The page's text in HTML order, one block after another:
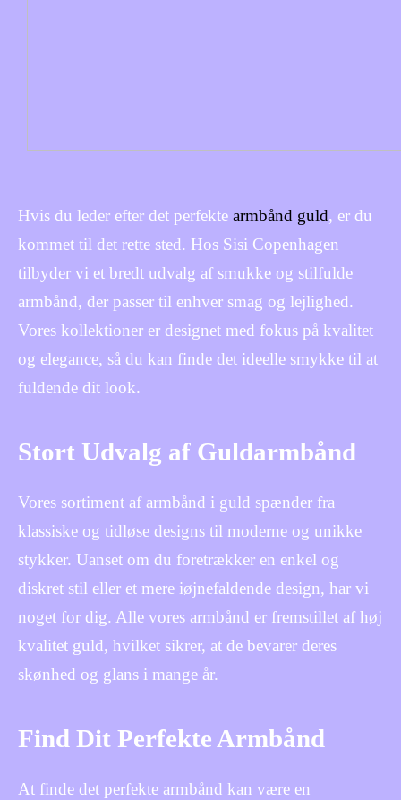
Hvis du leder efter det perfekte armbånd guld, er du
kommet til det rette sted. Hos Sisi Copenhagen
tilbyder vi et bredt udvalg af smukke og stilfulde
armbånd, der passer til enhver smag og lejlighed.
Vores kollektioner er designet med fokus på kvalitet
og elegance, så du kan finde det ideelle smykke til at
fuldende dit look.
Stort Udvalg af Guldarmbånd
Vores sortiment af armbånd i guld spænder fra
klassiske og tidløse designs til moderne og unikke
stykker. Uanset om du foretrækker en enkel og
diskret stil eller et mere iøjnefaldende design, har vi
noget for dig. Alle vores armbånd er fremstillet af høj
kvalitet guld, hvilket sikrer, at de bevarer deres
skønhed og glans i mange år.
Find Dit Perfekte Armbånd
At finde det perfekte armbånd kan være en